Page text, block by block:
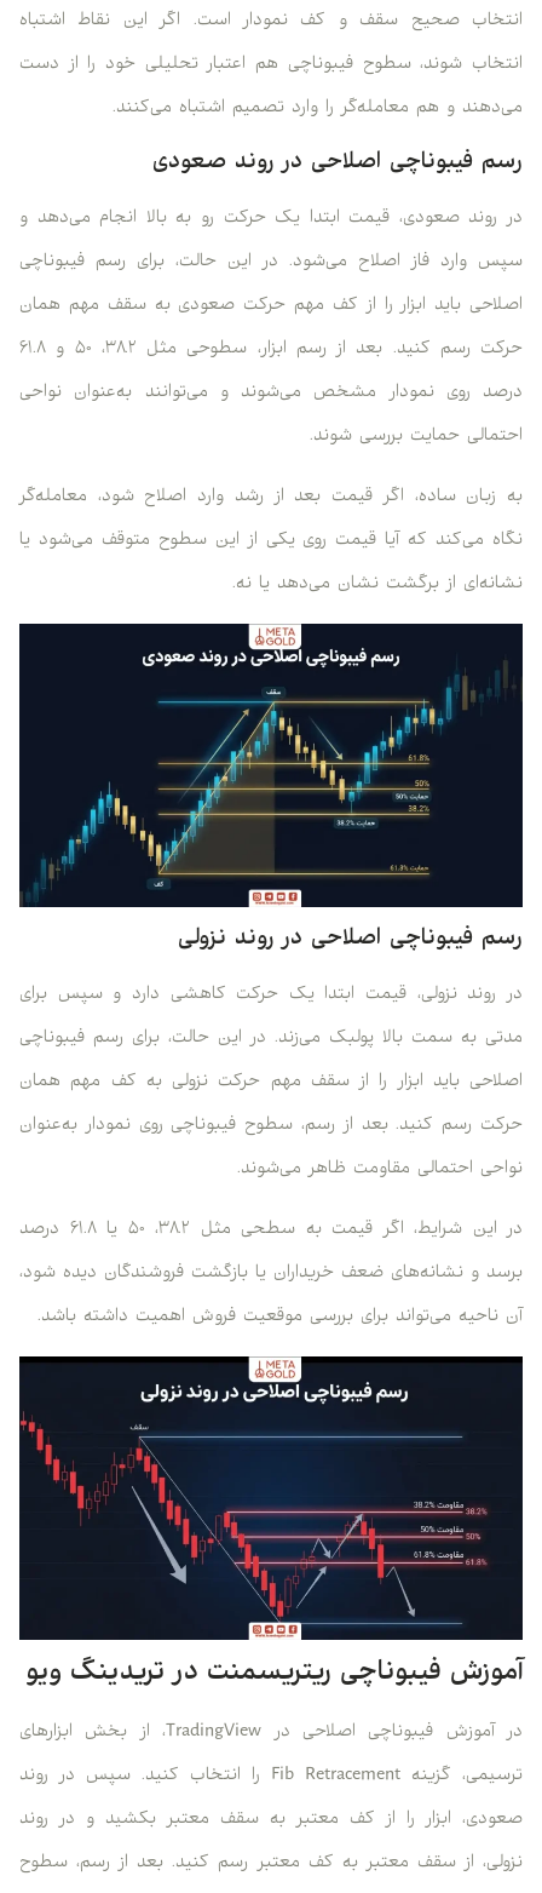
انتخاب صحیح سقف و کف نمودار است. اگر این نقاط اشتباه
انتخاب شوند، سطوح فیبوناچی هم اعتبار تحلیلی خود را از دست
می‌دهند و هم معامله‌گر را وارد تصمیم اشتباه می‌کنند.
رسم فیبوناچی اصلاحی در روند صعودی
در روند صعودی، قیمت ابتدا یک حرکت رو به بالا انجام می‌دهد و
سپس وارد فاز اصلاح می‌شود. در این حالت، برای رسم فیبوناچی
اصلاحی باید ابزار را از کف مهم حرکت صعودی به سقف مهم همان
حرکت رسم کنید. بعد از رسم ابزار، سطوحی مثل ۳۸.۲، ۵۰ و ۶۱.۸
درصد روی نمودار مشخص می‌شوند و می‌توانند به‌عنوان نواحی
احتمالی حمایت بررسی شوند.
به زبان ساده، اگر قیمت بعد از رشد وارد اصلاح شود، معامله‌گر
نگاه می‌کند که آیا قیمت روی یکی از این سطوح متوقف می‌شود یا
نشانه‌ای از برگشت نشان می‌دهد یا نه.
رسم فیبوناچی اصلاحی در روند نزولی
در روند نزولی، قیمت ابتدا یک حرکت کاهشی دارد و سپس برای
مدتی به سمت بالا پولبک می‌زند. در این حالت، برای رسم فیبوناچی
اصلاحی باید ابزار را از سقف مهم حرکت نزولی به کف مهم همان
حرکت رسم کنید. بعد از رسم، سطوح فیبوناچی روی نمودار به‌عنوان
نواحی احتمالی مقاومت ظاهر می‌شوند.
در این شرایط، اگر قیمت به سطحی مثل ۳۸.۲، ۵۰ یا ۶۱.۸ درصد
برسد و نشانه‌های ضعف خریداران یا بازگشت فروشندگان دیده شود،
آن ناحیه می‌تواند برای بررسی موقعیت فروش اهمیت داشته باشد.
آموزش فیبوناچی ریتریسمنت در تریدینگ ویو
در آموزش فیبوناچی اصلاحی در TradingView، از بخش ابزارهای
ترسیمی، گزینه Fib Retracement را انتخاب کنید. سپس در روند
صعودی، ابزار را از کف معتبر به سقف معتبر بکشید و در روند
نزولی، از سقف معتبر به کف معتبر رسم کنید. بعد از رسم، سطوح